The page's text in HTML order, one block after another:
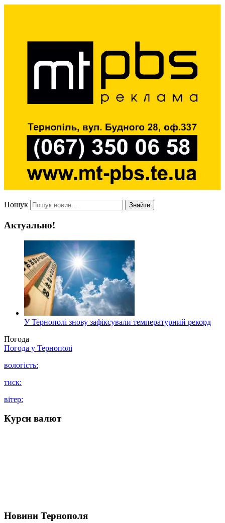
Пошук Знайти
Актуально!
У Тернополі знову зафіксували температурний рекорд
Погода
Погода у Тернополі
вологість:
тиск:
вітер:
Курси валют
Новини Тернополя